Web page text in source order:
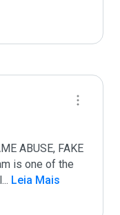
ABUSE, FAKE
is one of the
... Leia Mais